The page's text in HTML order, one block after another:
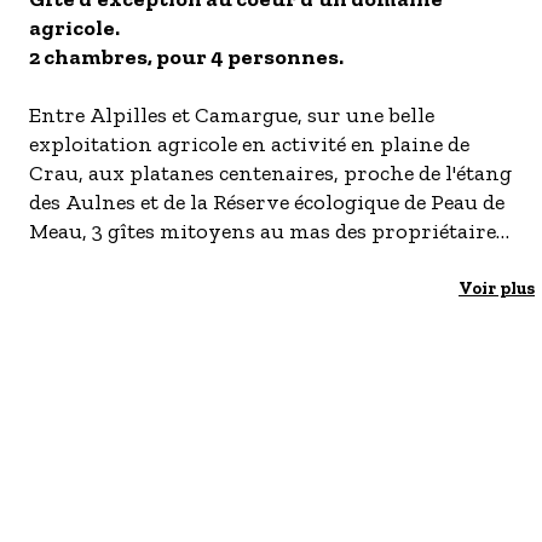
- Les établissements Accueil vélo
LES OFFRES MYPROVENCE
S'inscrire à nos newsletters
agricole.
2 chambres, pour 4 personnes.
Entre Alpilles et Camargue, sur une belle
exploitation agricole en activité en plaine de
Crau, aux platanes centenaires, proche de l'étang
des Aulnes et de la Réserve écologique de Peau de
Meau, 3 gîtes mitoyens au mas des propriétaires
gîtes mais entrée indépendante possible via laVoir plus